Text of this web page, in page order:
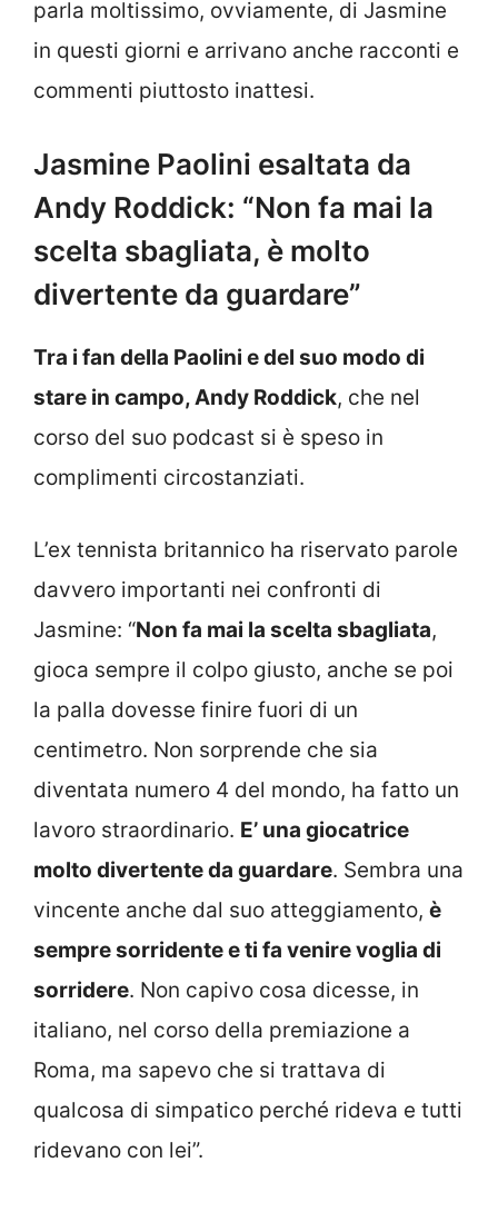
parla moltissimo, ovviamente, di Jasmine
in questi giorni e arrivano anche racconti e
commenti piuttosto inattesi.
Jasmine Paolini esaltata da
Andy Roddick: “Non fa mai la
scelta sbagliata, è molto
divertente da guardare”
Tra i fan della Paolini e del suo modo di
stare in campo, Andy Roddick, che nel
corso del suo podcast si è speso in
complimenti circostanziati.
L’ex tennista britannico ha riservato parole
davvero importanti nei confronti di
Jasmine: “Non fa mai la scelta sbagliata,
gioca sempre il colpo giusto, anche se poi
la palla dovesse finire fuori di un
centimetro. Non sorprende che sia
diventata numero 4 del mondo, ha fatto un
lavoro straordinario. E’ una giocatrice
molto divertente da guardare. Sembra una
vincente anche dal suo atteggiamento, è
sempre sorridente e ti fa venire voglia di
sorridere. Non capivo cosa dicesse, in
italiano, nel corso della premiazione a
Roma, ma sapevo che si trattava di
qualcosa di simpatico perché rideva e tutti
ridevano con lei”.